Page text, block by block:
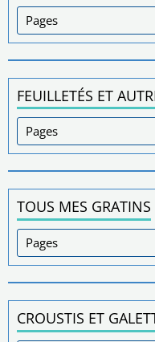
FEUILLETÉS ET
TOUS MES GRATINS
CROUSTIS ET